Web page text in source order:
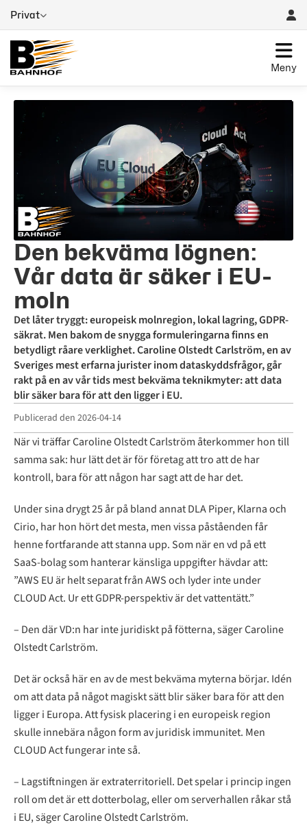
Privat
Meny
Den bekväma lögnen:
Vår data är säker i EU-
moln
Det låter tryggt: europeisk molnregion, lokal lagring, GDPR-
säkrat. Men bakom de snygga formuleringarna finns en
betydligt råare verklighet. Caroline Olstedt Carlström, en av
Sveriges mest erfarna jurister inom dataskyddsfrågor, går
rakt på en av vår tids mest bekväma teknikmyter: att data
blir säker bara för att den ligger i EU.
Publicerad den 2026-04-14
När vi träffar Caroline Olstedt Carlström återkommer hon till
samma sak: hur lätt det är för företag att tro att de har
kontroll, bara för att någon har sagt att de har det.
Under sina drygt 25 år på bland annat DLA Piper, Klarna och
Cirio, har hon hört det mesta, men vissa påståenden får
henne fortfarande att stanna upp. Som när en vd på ett
SaaS-bolag som hanterar känsliga uppgifter hävdar att:
”AWS EU är helt separat från AWS och lyder inte under
CLOUD Act. Ur ett GDPR-perspektiv är det vattentätt.”
– Den där VD:n har inte juridiskt på fötterna, säger Caroline
Olstedt Carlström.
Det är också här en av de mest bekväma myterna börjar. Idén
om att data på något magiskt sätt blir säker bara för att den
ligger i Europa. Att fysisk placering i en europeisk region
skulle innebära någon form av juridisk immunitet. Men
CLOUD Act fungerar inte så.
– Lagstiftningen är extraterritoriell. Det spelar i princip ingen
roll om det är ett dotterbolag, eller om serverhallen råkar stå
i EU, säger Caroline Olstedt Carlström.